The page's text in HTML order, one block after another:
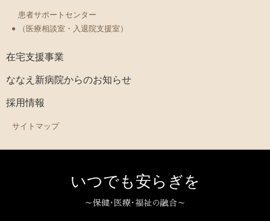
患者サポートセンター
（医療相談室・入退院支援室）
在宅支援事業
ななえ新病院からのお知らせ
採用情報
サイトマップ
いつでも安らぎを
～保健･医療･福祉の融合～